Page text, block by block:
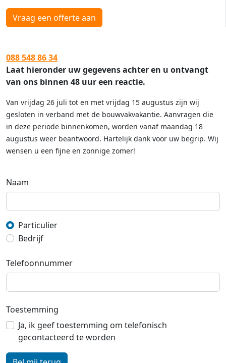
Vraag een offerte aan
088 548 86 34
Laat hieronder uw gegevens achter en u ontvangt
van ons binnen 48 uur een reactie.
Van vrijdag 26 juli tot en met vrijdag 15 augustus zijn wij
gesloten in verband met de bouwvakvakantie. Aanvragen die
in deze periode binnenkomen, worden vanaf maandag 18
augustus weer beantwoord. Hartelijk dank voor uw begrip. Wij
wensen u een fijne en zonnige zomer!
Naam
Particulier
Bedrijf
Telefoonnummer
Toestemming
Ja, ik geef toestemming om telefonisch
gecontacteerd te worden